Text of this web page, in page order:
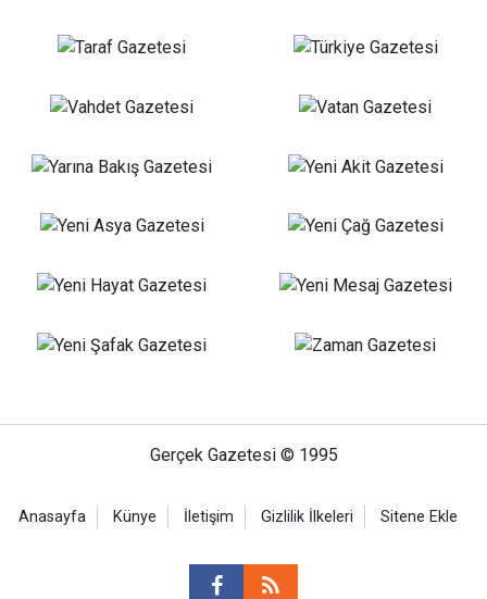
Gerçek Gazetesi © 1995
Anasayfa Künye İletişim Gizlilik İlkeleri Sitene Ekle